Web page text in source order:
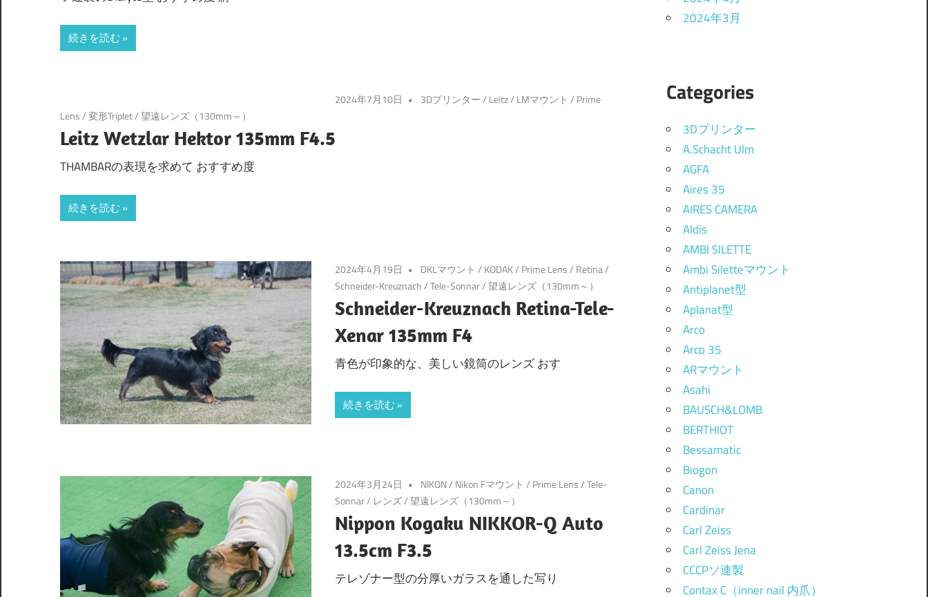
続きを読む
2024年7月10日 3Dプリンター/ Leitz/ LMマウント / Prime
Lens/変形Triplet/望遠レンズ（130mm～）
Leitz Wetzlar Hektor 135mm F4.5
THAMBARの表現を求めて おすすめ度
続きを読む
2024年4月19日 DKLマウント / KODAK/ Prime Lens/ Retina/
Schneider-Kreuznach/Tele-Sonnar/望遠レンズ（130mm～）
Schneider-Kreuznach Retina-Tele-
Xenar 135mm F4
青色が印象的な、美しい鏡筒のレンズ おす
続きを読む
2024年3月24日 NIKON/ Nikon Fマウント / Prime Lens/Tele-
Sonnar/ レンズ/望遠レンズ（130mm～）
Nippon Kogaku NIKKOR-Q Auto
13.5cm F3.5
テレゾナー型の分厚いガラスを通した写り
2024年3月
Categories
3Dプリンター
A.Schacht Ulm
AGFA
Aires 35
AIRES CAMERA
Aldis
AMBI SILETTE
Ambi Siletteマウント
Antiplanet型
Aplanat型
Arco
Arco 35
ARマウント
Asahi
BAUSCH&LOMB
BERTHIOT
Bessamatic
Biogon
Canon
Cardinar
Carl Zeiss
Carl Zeiss Jena
CCCPソ連製
Contax C（inner nail 内爪）